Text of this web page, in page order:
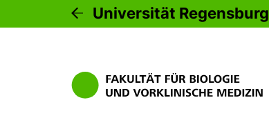
Universität Regensburg